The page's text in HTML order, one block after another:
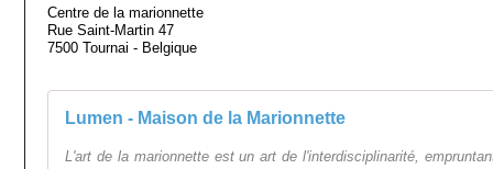
Centre de la marionnette
Rue Saint-Martin 47
7500 Tournai - Belgique
Lumen - Maison de la Marionnette
L'art de la marionnette est un art de l'interdisciplinarité,